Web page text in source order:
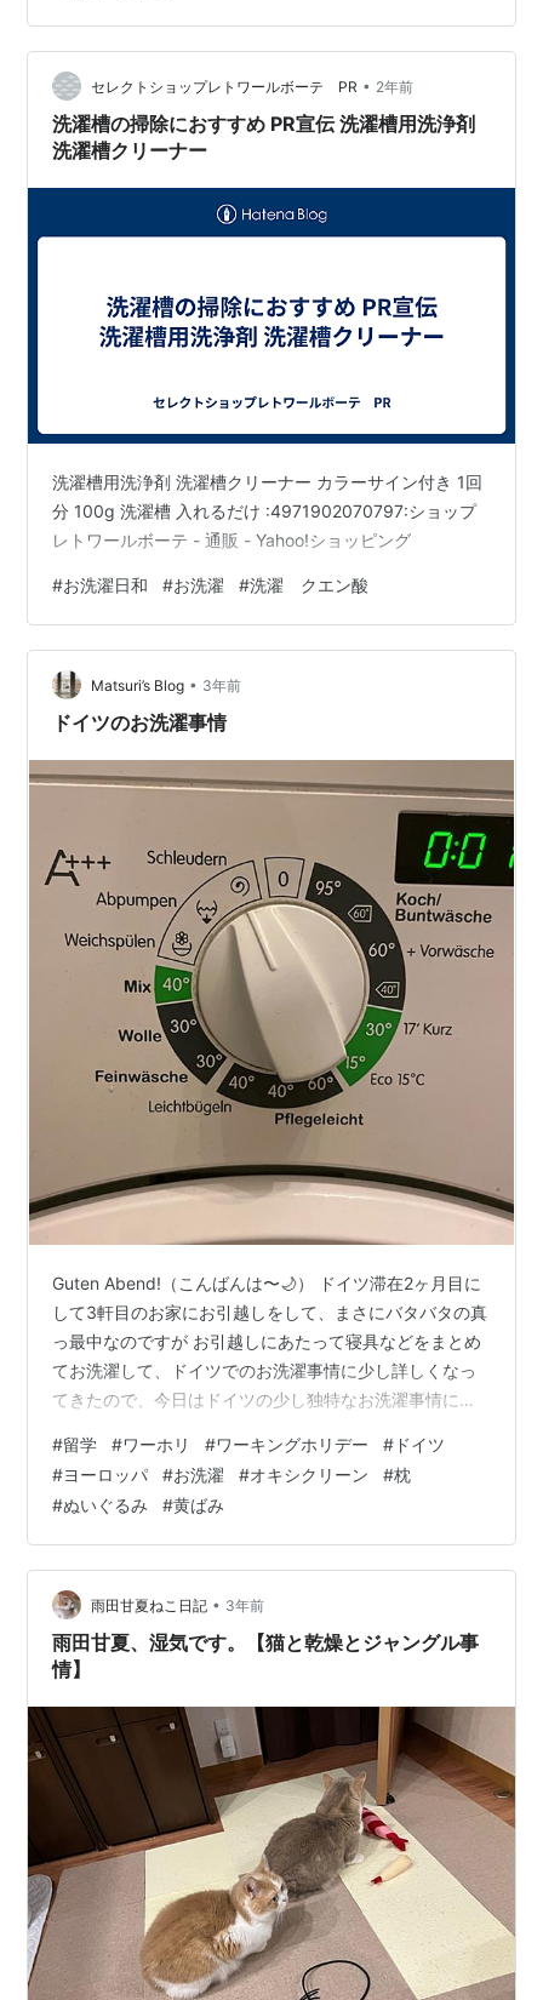
合わせて12店舗のうち、たったの2店舗。 箱入りに至っ
ては1店舗だけ売っていたけれど、在庫がはけたら店頭か
ら消えました。 私はかれこれ四半世紀以上、衣類用洗剤
と言えば粉の「部屋干しトッ…
セレクトショップレトワールボーテ PR • 2年前
洗濯槽の掃除におすすめ PR宣伝 洗濯槽用洗浄剤
洗濯槽クリーナー
洗濯槽用洗浄剤 洗濯槽クリーナー カラーサイン付き 1回
分 100g 洗濯槽 入れるだけ :4971902070797:ショップ
レトワールボーテ - 通販 - Yahoo!ショッピング
#お洗濯日和 #お洗濯 #洗濯 クエン酸
Matsuri’s Blog • 3年前
ドイツのお洗濯事情
Guten Abend!（こんばんは〜🌙） ドイツ滞在2ヶ月目に
して3軒目のお家にお引越しをして、まさにバタバタの真
っ最中なのですが お引越しにあたって寝具などをまとめ
てお洗濯して、ドイツでのお洗濯事情に少し詳しくなっ
てきたので、今日はドイツの少し独特なお洗濯事情につ
しなくてはいけません。 ドイツのお水は硬水(日本は軟水
の地域が多い)なのですが、硬水と一言に言っても実は硬
度の度合いがあり、ドイツのお水は硬水度が高い、言わ
ば超硬水なのです。 硬水だと何が起きるかというと、ま
ず日本で販売されているようなシャンプーやボディソー
プは日本のお水(つまり…
#留学 #ワーホリ #ワーキングホリデー # ドイツ
#ヨーロッパ #お洗濯 #オキシクリーン #枕
#ぬいぐるみ #黄ばみ
雨田甘夏ねこ日記 • 3年前
雨田甘夏、湿気です。【猫と乾燥とジャングル事
情】